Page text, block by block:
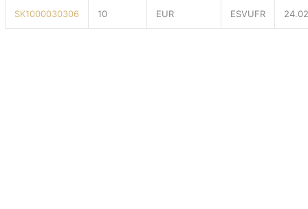
SK1000030306 10 EUR ESVUFR